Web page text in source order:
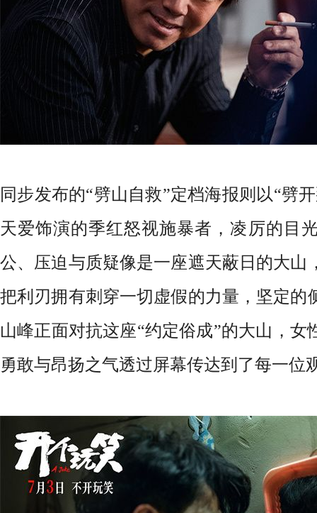
同步发布的“劈山自救”定档海报则以“劈
天爱饰演的季红怒视施暴者，凌厉的目
公、压迫与质疑像是一座遮天蔽日的大山
把利刃拥有刺穿一切虚假的力量，坚定的
山峰正面对抗这座“约定俗成”的大山，女
勇敢与昂扬之气透过屏幕传达到了每一位